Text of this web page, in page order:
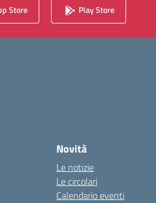
Store Play Store
Novità
Le notizie
Le circolari
Calendario eventi